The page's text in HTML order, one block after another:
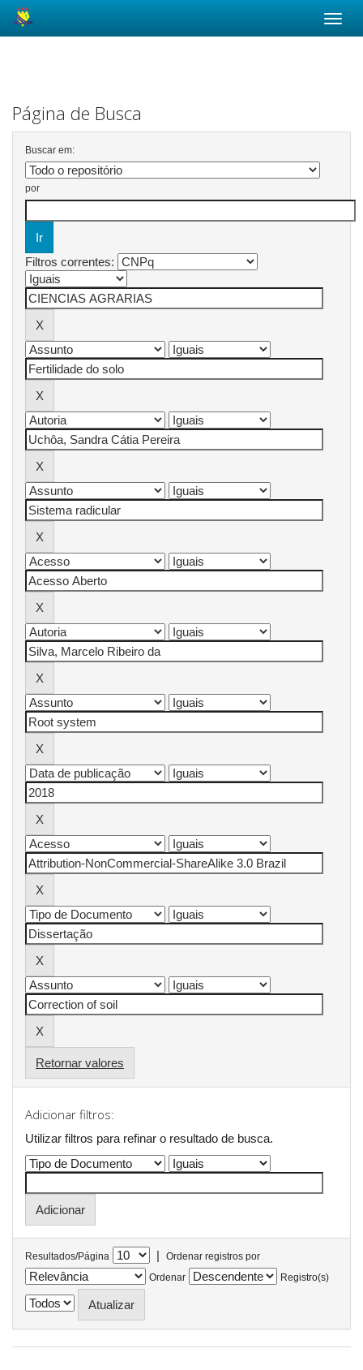
Página de Busca
Buscar em:
por
Filtros correntes:
Retornar valores
Adicionar filtros:
Utilizar filtros para refinar o resultado de busca.
Resultados/Página |
Ordenar registros por
Ordenar
Registro(s)